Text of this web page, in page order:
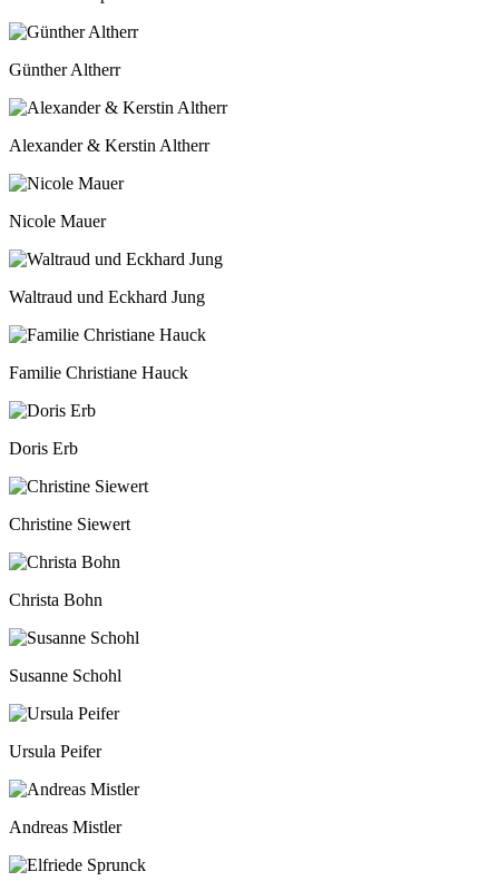
Günther Altherr
Alexander & Kerstin Altherr
Nicole Mauer
Waltraud und Eckhard Jung
Familie Christiane Hauck
Doris Erb
Christine Siewert
Christa Bohn
Susanne Schohl
Ursula Peifer
Andreas Mistler